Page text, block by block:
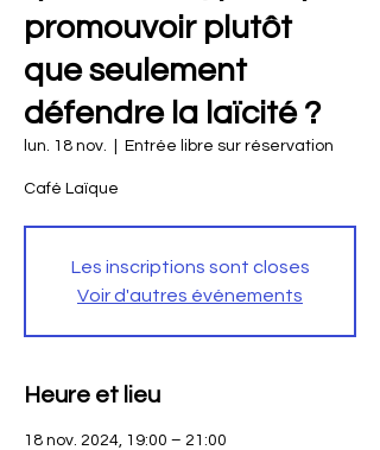
promouvoir plutôt
que seulement
défendre la laïcité ?
lun. 18 nov. Entrée libre sur réservation
Café Laïque
Les inscriptions sont closes
Voir d'autres événements
Heure et lieu
18 nov. 2024, 19:00 – 21:00